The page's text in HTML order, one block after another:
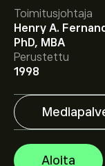
Toimitusjohtaja
Henry A.
PhD, MBA
Perustettu
1998
Aloita
Keskihinta
eToroon
hintatavoitteet.
Asiantuntijoiden
perustuen
odotettuun
tulevaisuuden
Instrumentin